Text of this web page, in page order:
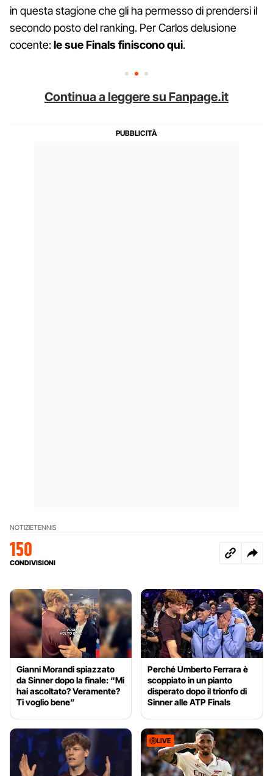
in questa stagione che gli ha permesso di prendersi il
secondo posto del ranking. Per Carlos delusione
cocente:le sue Finals finiscono qui.
Continua a leggere su Fanpage.it
NOTIZIETENNIS
150
CONDIVISIONI
Gianni Morandi spiazzato
da Sinner dopo la finale: “Mi
hai ascoltato? Veramente?
Ti voglio bene”
Perché Umberto Ferrara è
scoppiato in un pianto
disperato dopo il trionfo di
Sinner alle ATP Finals
LIVE